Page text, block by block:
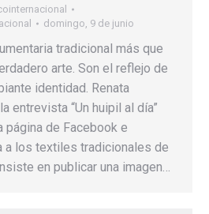
domingo, 9 de junio
tradicional más que
arte. Son el reflejo de
identidad. Renata
entrevista “Un huipil al día”
página de Facebook e
a los textiles tradicionales de
en publicar una imagen…